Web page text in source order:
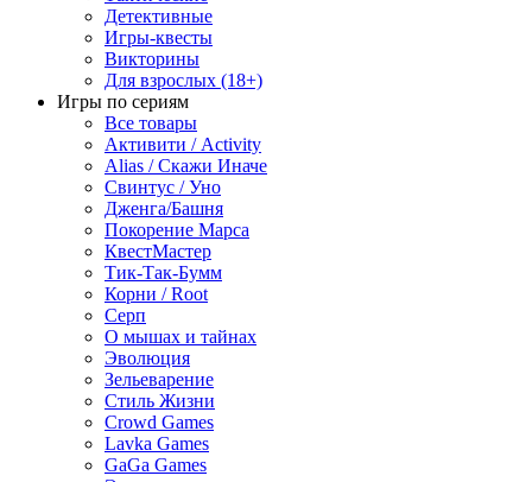
Детективные
Игры-квесты
Викторины
Для взрослых (18+)
Игры по сериям
Все товары
Активити / Activity
Alias / Скажи Иначе
Свинтус / Уно
Дженга/Башня
Покорение Марса
КвестМастер
Тик-Так-Бумм
Корни / Root
Серп
О мышах и тайнах
Эволюция
Зельеварение
Стиль Жизни
Crowd Games
Lavka Games
GaGa Games